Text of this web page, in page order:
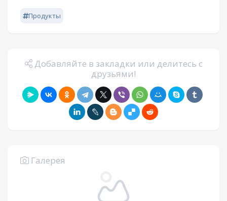
Продукты
Добавляйте в закладки или делитесь с
друзьями!
Галерея